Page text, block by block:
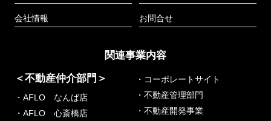
会社情報 お問合せ
関連事業内容
＜不動産仲介部門＞
・AFLO なんば店
・AFLO 心斎橋店
・コーポレートサイト
・不動産管理部門
・不動産開発事業